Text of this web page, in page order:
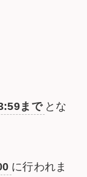
まで とな
に行われま